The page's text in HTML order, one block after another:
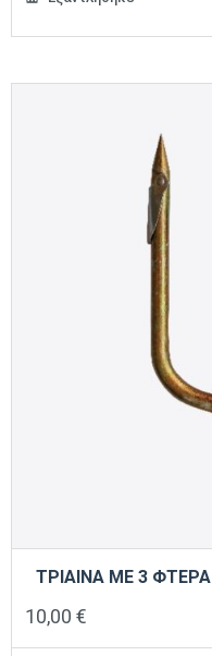
ΤΡΙΑΙΝΑ ΜΕ 3 ΦΤΕΡΑ
10,00 €